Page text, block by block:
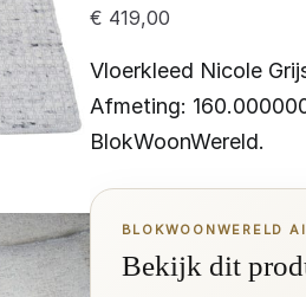
€ 419,00
Vloerkleed Nicole
Afmeting:
BlokWoonWereld.
BLOKWOONWERELD
Bekijk dit